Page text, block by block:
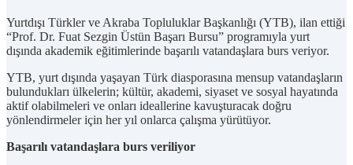
Yurtdışı Türkler ve Akraba Topluluklar Başkanlığı (YTB), ilan ettiği
“Prof. Dr. Fuat Sezgin Üstün Başarı Bursu” programıyla yurt
dışında akademik eğitimlerinde başarılı vatandaşlara burs veriyor.
YTB, yurt dışında yaşayan Türk diasporasına mensup vatandaşların
bulundukları ülkelerin; kültür, akademi, siyaset ve sosyal hayatında
aktif olabilmeleri ve onları ideallerine kavuşturacak doğru
yönlendirmeler için her yıl onlarca çalışma yürütüyor.
Başarılı vatandaşlara burs veriliyor